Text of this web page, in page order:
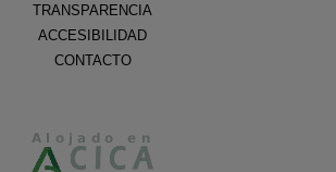
TRANSPARENCIA
ACCESIBILIDAD
CONTACTO